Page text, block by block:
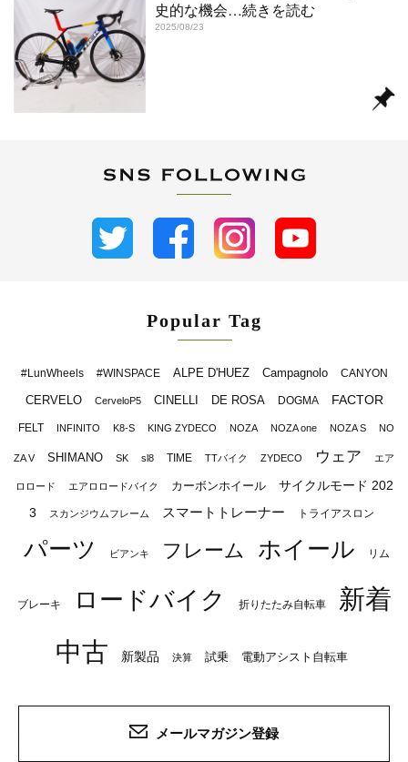
史的な機会…続きを読む
2025/08/23
Popular Tag
#LunWheels #WINSPACE ALPE D'HUEZ Campagnolo CANYON
CERVELO CerveloP5 CINELLI DE ROSA DOGMA FACTOR
FELT INFINITO K8-S KING ZYDECO NOZA NOZA one NOZA S NO
ZA V SHIMANO SK sl8 TIME TTバイク ZYDECO ウェア エア
ロロード エアロロードバイク カーボンホイール
サイクルモード 202
3
スカンジウムフレーム スマートトレーナー トライアスロン
パーツ ビアンキ フレーム ホイール リム
ブレーキ ロードバイク 折りたたみ自転車
新着
中古
新製品 決算 試乗 電動アシスト自転車
メールマガジン登録